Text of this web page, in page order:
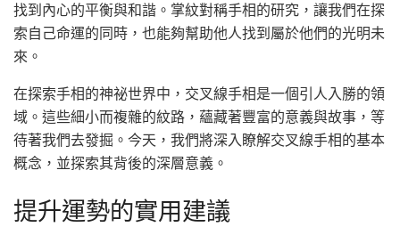
找到內心的平衡與和諧。掌紋對稱手相的研究，讓我們在探
索自己命運的同時，也能夠幫助他人找到屬於他們的光明未
來。
在探索手相的神祕世界中，交叉線手相是一個引人入勝的領
域。這些細小而複雜的紋路，蘊藏著豐富的意義與故事，等
待著我們去發掘。今天，我們將深入瞭解交叉線手相的基本
概念，並探索其背後的深層意義。
提升運勢的實用建議